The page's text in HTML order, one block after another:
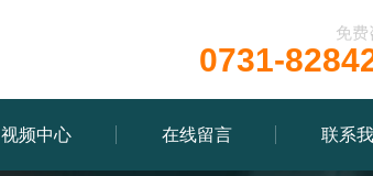
免费
0731-
视频中心 在线留言 联系